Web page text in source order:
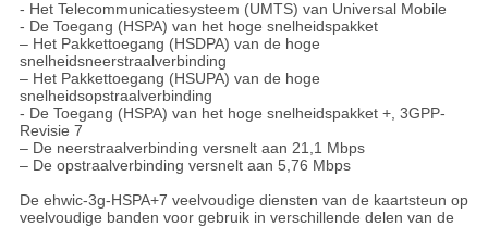
- Het Telecommunicatiesysteem (UMTS) van Universal Mobile
- De Toegang (HSPA) van het hoge snelheidspakket
– Het Pakkettoegang (HSDPA) van de hoge
snelheidsneerstraalverbinding
– Het Pakkettoegang (HSUPA) van de hoge
snelheidsopstraalverbinding
- De Toegang (HSPA) van het hoge snelheidspakket +, 3GPP-
Revisie 7
– De neerstraalverbinding versnelt aan 21,1 Mbps
– De opstraalverbinding versnelt aan 5,76 Mbps
De ehwic-3g-HSPA+7 veelvoudige diensten van de kaartsteun op
veelvoudige banden voor gebruik in verschillende delen van de